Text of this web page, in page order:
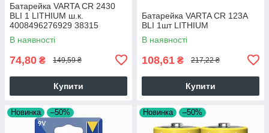
Батарейка VARTA CR 2430
BLI 1 LITHIUM ш.к.
4008496276929 38315
В наявності
74,80 ₴ 149,59 ₴
Купити
Батарейка VARTA CR 123A
BLI 1шт LITHIUM
В наявності
108,61 ₴ 217,22 ₴
Купити
Новинка –50% Новинка –50%